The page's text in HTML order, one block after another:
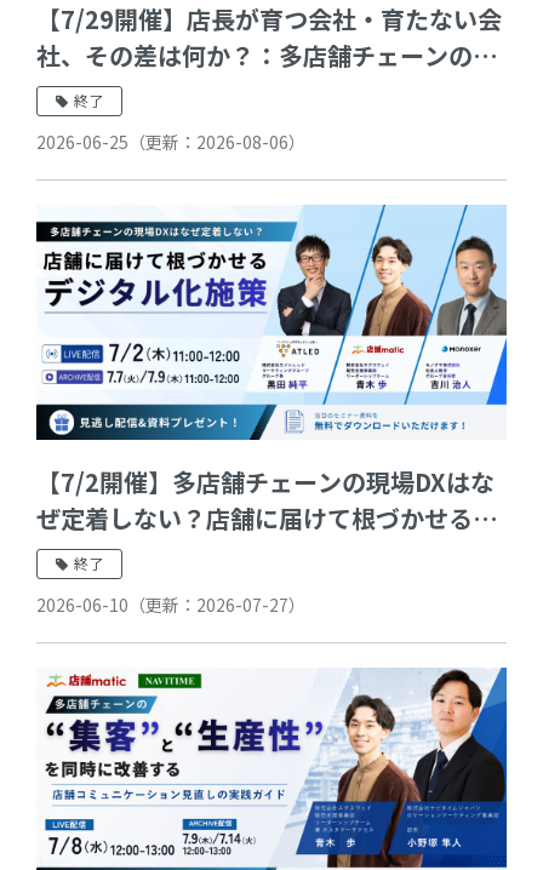
【7/29開催】店長が育つ会社・育たない会
社、その差は何か？：多店舗チェーンの現
場力を底上げする育成×情報浸透の実践論
終了
2026-06-25 （更新： 2026-08-06）
【7/2開催】多店舗チェーンの現場DXはな
ぜ定着しない？店舗に届けて根づかせるデ
ジタル化施策
終了
2026-06-10 （更新： 2026-07-27）